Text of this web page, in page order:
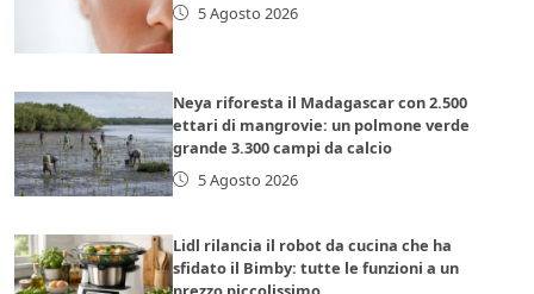
5 Agosto 2026
Neya riforesta il Madagascar con 2.500
ettari di mangrovie: un polmone verde
grande 3.300 campi da calcio
5 Agosto 2026
Lidl rilancia il robot da cucina che ha
sfidato il Bimby: tutte le funzioni a un